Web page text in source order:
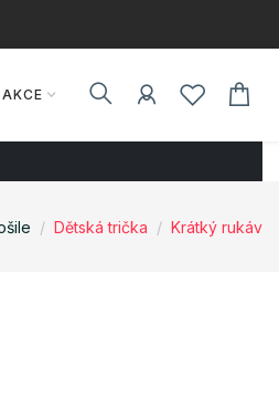
AKCE
Dětská trička Krátký rukáv